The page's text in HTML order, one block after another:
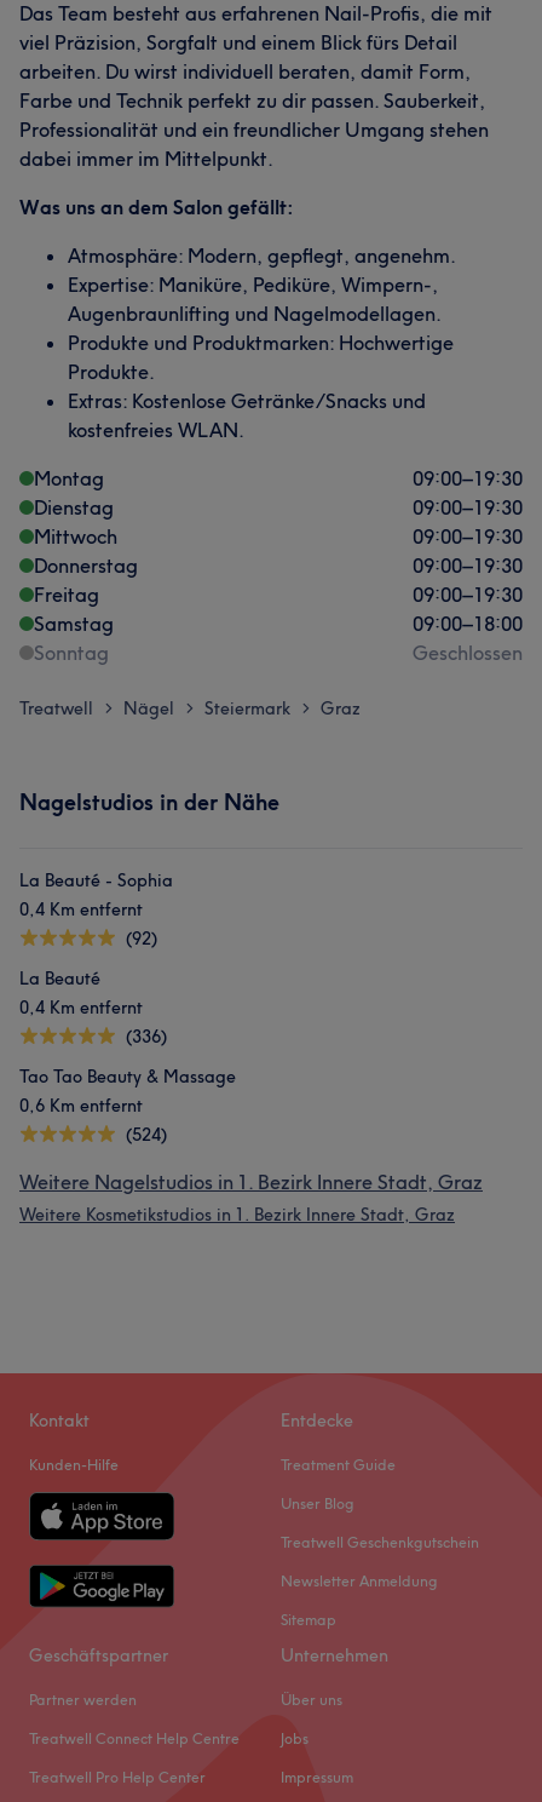
Das Team besteht aus erfahrenen Nail-Profis, die mit
viel Präzision, Sorgfalt und einem Blick fürs Detail
arbeiten. Du wirst individuell beraten, damit Form,
Farbe und Technik perfekt zu dir passen. Sauberkeit,
Professionalität und ein freundlicher Umgang stehen
dabei immer im Mittelpunkt.
Was uns an dem Salon gefällt:
Atmosphäre: Modern, gepflegt, angenehm.
Expertise: Maniküre, Pediküre, Wimpern-,
Augenbraunlifting und Nagelmodellagen.
Produkte und Produktmarken: Hochwertige
Produkte.
Extras: Kostenlose Getränke/Snacks und
kostenfreies WLAN.
Montag
09:00–19:30
Dienstag
09:00–19:30
Mittwoch
09:00–19:30
Donnerstag
09:00–19:30
Freitag
09:00–19:30
Samstag
09:00–18:00
Sonntag
Geschlossen
Treatwell > Nägel > Steiermark > Graz
Nagelstudios in der Nähe
La Beauté - Sophia
0,4 Km entfernt
(92)
La Beauté
0,4 Km entfernt
(336)
Tao Tao Beauty & Massage
0,6 Km entfernt
(524)
Weitere Nagelstudios in 1. Bezirk Innere Stadt, Graz
Weitere Kosmetikstudios in 1. Bezirk Innere Stadt, Graz
Kontakt
Kunden-Hilfe
Entdecke
Treatment Guide
Unser Blog
Treatwell Geschenkgutschein
Newsletter Anmeldung
Sitemap
Geschäftspartner
Partner werden
Treatwell Connect Help Centre
Treatwell Pro Help Center
Unternehmen
Über uns
Jobs
Impressum